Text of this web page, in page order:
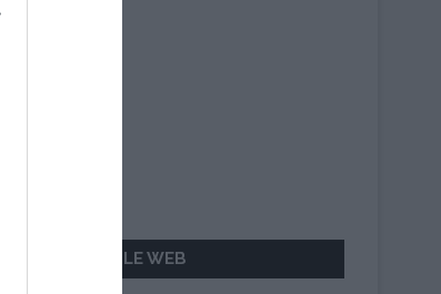
AILLEURS SUR LE WEB